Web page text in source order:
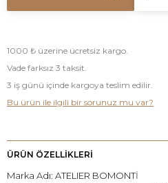
1000 ₺ üzerine ücretsiz kargo.
Vade farksız 3 taksit.
3 iş günü içinde kargoya teslim edilir.
Bu ürün ile ilgili bir sorunuz mu var?
ÜRÜN ÖZELLİKLERİ
Marka Adı: ATELIER BOMONTİ